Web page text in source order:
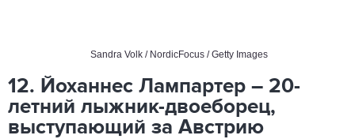
Sandra Volk / NordicFocus / Getty Images
12. Йоханнес Лампартер – 20-
летний лыжник-двоеборец,
выступающий за Австрию